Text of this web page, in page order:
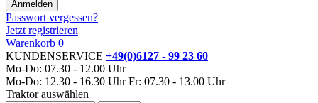
Passwort vergessen?
Jetzt registrieren
Warenkorb 0
KUNDENSERVICE +49(0)6127 - 99 23 60
Mo-Do: 07.30 - 12.00 Uhr
Mo-Do: 12.30 - 16.30 Uhr Fr: 07.30 - 13.00 Uhr
Traktor auswählen